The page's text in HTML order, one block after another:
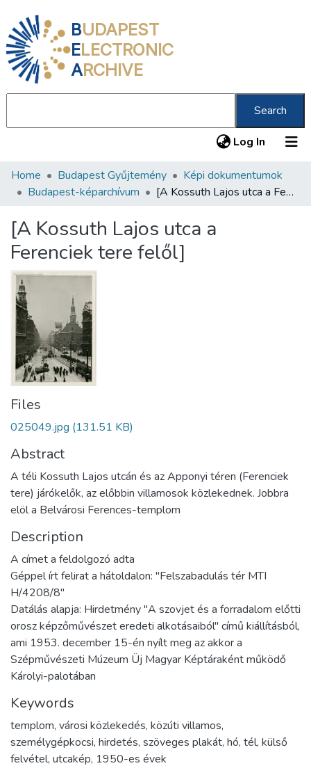
BUDAPEST
ELECTRONIC
ARCHIVE
Search
Log In (current)
Communities & Collections
Statistics
About us
Home Budapest Gyűjtemény
Képi dokumentumok
Budapest-képarchívum
[A Kossuth Lajos utca a Ferenciek tere felől]
[A Kossuth Lajos utca a
Ferenciek tere felől]
Files
025049.jpg (131.51 KB)
Abstract
A téli Kossuth Lajos utcán és az Apponyi téren (Ferenciek
tere) járókelők, az előbbin villamosok közlekednek. Jobbra
elöl a Belvárosi Ferences-templom
Description
A címet a feldolgozó adta
Géppel írt felirat a hátoldalon: "Felszabadulás tér MTI
H/4208/8"
Datálás alapja: Hirdetmény "A szovjet és a forradalom előtti
orosz képzőművészet eredeti alkotásaiból" című kiállításból,
ami 1953. december 15-én nyílt meg az akkor a
Szépművészeti Múzeum Üj Magyar Képtáraként működő
Károlyi-palotában
Keywords
templom, városi közlekedés, közúti villamos,
személygépkocsi, hirdetés, szöveges plakát, hó, tél, külső
felvétel, utcakép, 1950-es évek